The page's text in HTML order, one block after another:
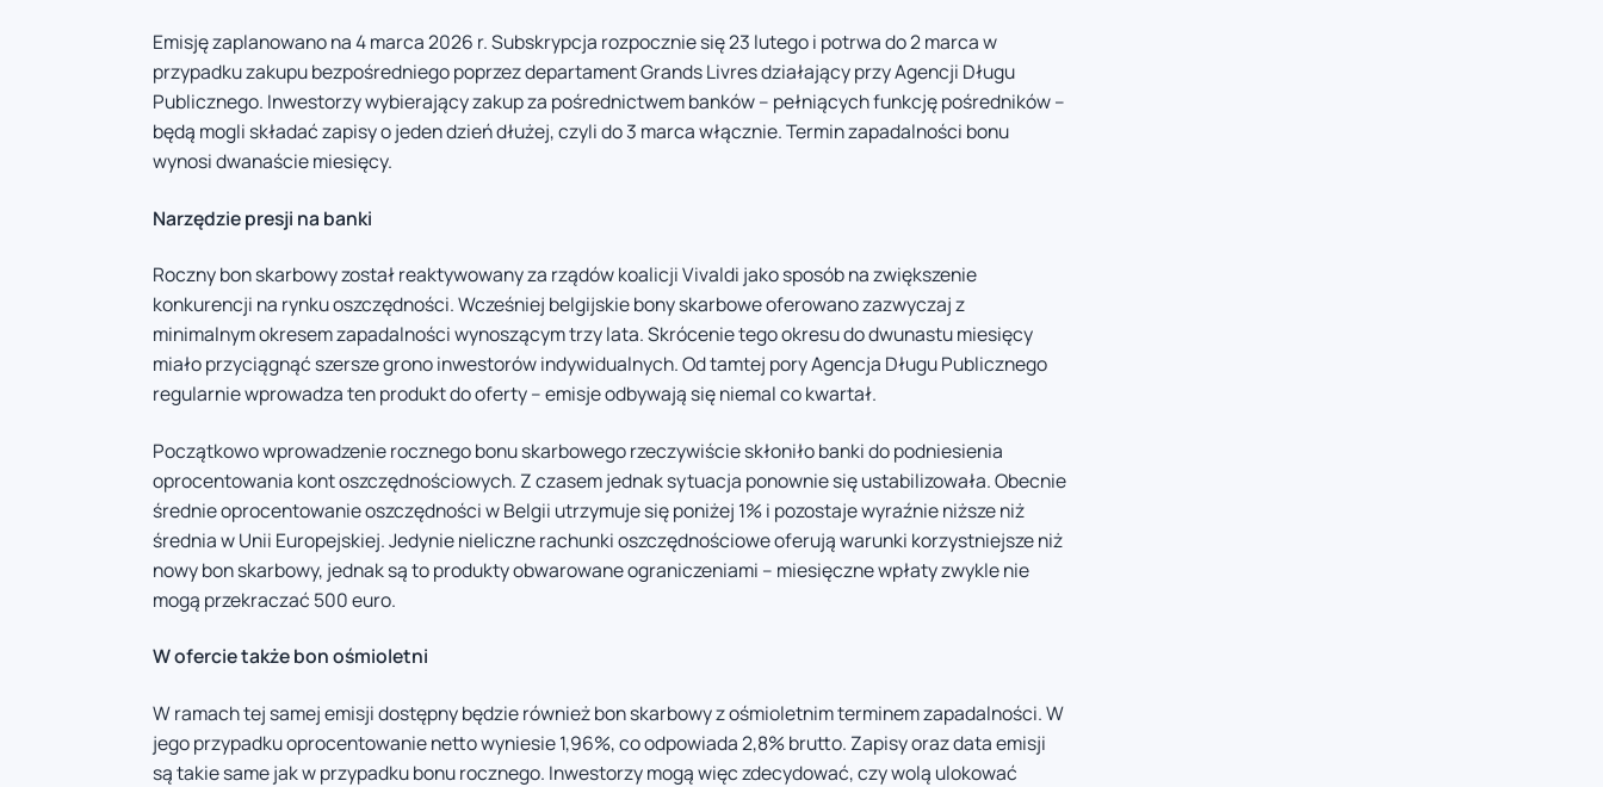
Emisję zaplanowano na 4 marca 2026 r. Subskrypcja rozpocznie się 23 lutego i potrwa do 2 marca w
przypadku zakupu bezpośredniego poprzez departament Grands Livres działający przy Agencji Długu
Publicznego. Inwestorzy wybierający zakup za pośrednictwem banków – pełniących funkcję pośredników –
będą mogli składać zapisy o jeden dzień dłużej, czyli do 3 marca włącznie. Termin zapadalności bonu
wynosi dwanaście miesięcy.
Narzędzie presji na banki
Roczny bon skarbowy został reaktywowany za rządów koalicji Vivaldi jako sposób na zwiększenie
konkurencji na rynku oszczędności. Wcześniej belgijskie bony skarbowe oferowano zazwyczaj z
minimalnym okresem zapadalności wynoszącym trzy lata. Skrócenie tego okresu do dwunastu miesięcy
miało przyciągnąć szersze grono inwestorów indywidualnych. Od tamtej pory Agencja Długu Publicznego
regularnie wprowadza ten produkt do oferty – emisje odbywają się niemal co kwartał.
Początkowo wprowadzenie rocznego bonu skarbowego rzeczywiście skłoniło banki do podniesienia
oprocentowania kont oszczędnościowych. Z czasem jednak sytuacja ponownie się ustabilizowała. Obecnie
średnie oprocentowanie oszczędności w Belgii utrzymuje się poniżej 1% i pozostaje wyraźnie niższe niż
średnia w Unii Europejskiej. Jedynie nieliczne rachunki oszczędnościowe oferują warunki korzystniejsze niż
nowy bon skarbowy, jednak są to produkty obwarowane ograniczeniami – miesięczne wpłaty zwykle nie
mogą przekraczać 500 euro.
W ofercie także bon ośmioletni
W ramach tej samej emisji dostępny będzie również bon skarbowy z ośmioletnim terminem zapadalności. W
jego przypadku oprocentowanie netto wyniesie 1,96%, co odpowiada 2,8% brutto. Zapisy oraz data emisji
są takie same jak w przypadku bonu rocznego. Inwestorzy mogą więc zdecydować, czy wolą ulokować